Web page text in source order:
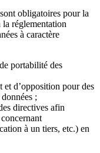
obligatoires pour la
la réglementation
à caractère
portabilité des
et d’opposition pour des
;
directives afin
à un tiers, etc.) en